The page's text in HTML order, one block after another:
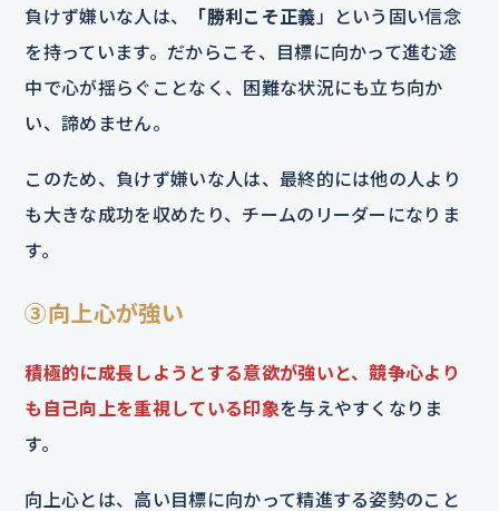
負けず嫌いな人は、 「勝利こそ正義 」という固い信念
を持っています。だからこそ、目標に向かって進む途
中で心が揺らぐことなく、困難な状況にも立ち向か
い、諦めません。
このため、負けず嫌いな人は、最終的には他の人より
も大きな成功を収めたり、チームのリーダーになりま
す。
③向上心が強い
積極的に成長しようとする意欲が強いと、競争心より
も自己向上を重視している印象を与えやすくなりま
す。
向上心とは、高い目標に向かって精進する姿勢のこと